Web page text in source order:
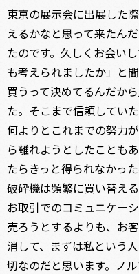
東京の展示会に出展した
えるかなと思って来たん
たのです。久しくお会い
も考えられましたか」と
買うって決めてるんだか
た。そこまで信頼してい
何よりとこれまでの努力
ら離れようとしたことも
たらきっと得られなかった
破砕機は頻繁に買い替え
お取引でのコミュニケー
売ろうとするよりも、お
消して、まずは私という
切なのだと思います。ノ